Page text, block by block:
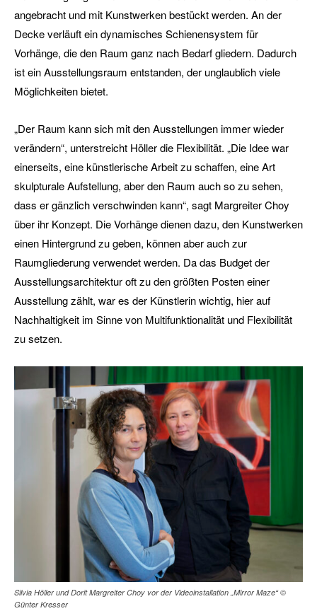
angebracht und mit Kunstwerken bestückt werden. An der
Decke verläuft ein dynamisches Schienensystem für
Vorhänge, die den Raum ganz nach Bedarf gliedern. Dadurch
ist ein Ausstellungsraum entstanden, der unglaublich viele
Möglichkeiten bietet.
„Der Raum kann sich mit den Ausstellungen immer wieder
verändern“, unterstreicht Höller die Flexibilität. „Die Idee war
einerseits, eine künstlerische Arbeit zu schaffen, eine Art
skulpturale Aufstellung, aber den Raum auch so zu sehen,
dass er gänzlich verschwinden kann“, sagt Margreiter Choy
über ihr Konzept. Die Vorhänge dienen dazu, den Kunstwerken
einen Hintergrund zu geben, können aber auch zur
Raumgliederung verwendet werden. Da das Budget der
Ausstellungsarchitektur oft zu den größten Posten einer
Ausstellung zählt, war es der Künstlerin wichtig, hier auf
Nachhaltigkeit im Sinne von Multifunktionalität und Flexibilität
zu setzen.
Silvia Höller und Dorit Margreiter Choy vor der Videoinstallation „Mirror Maze“ ©
Günter Kresser